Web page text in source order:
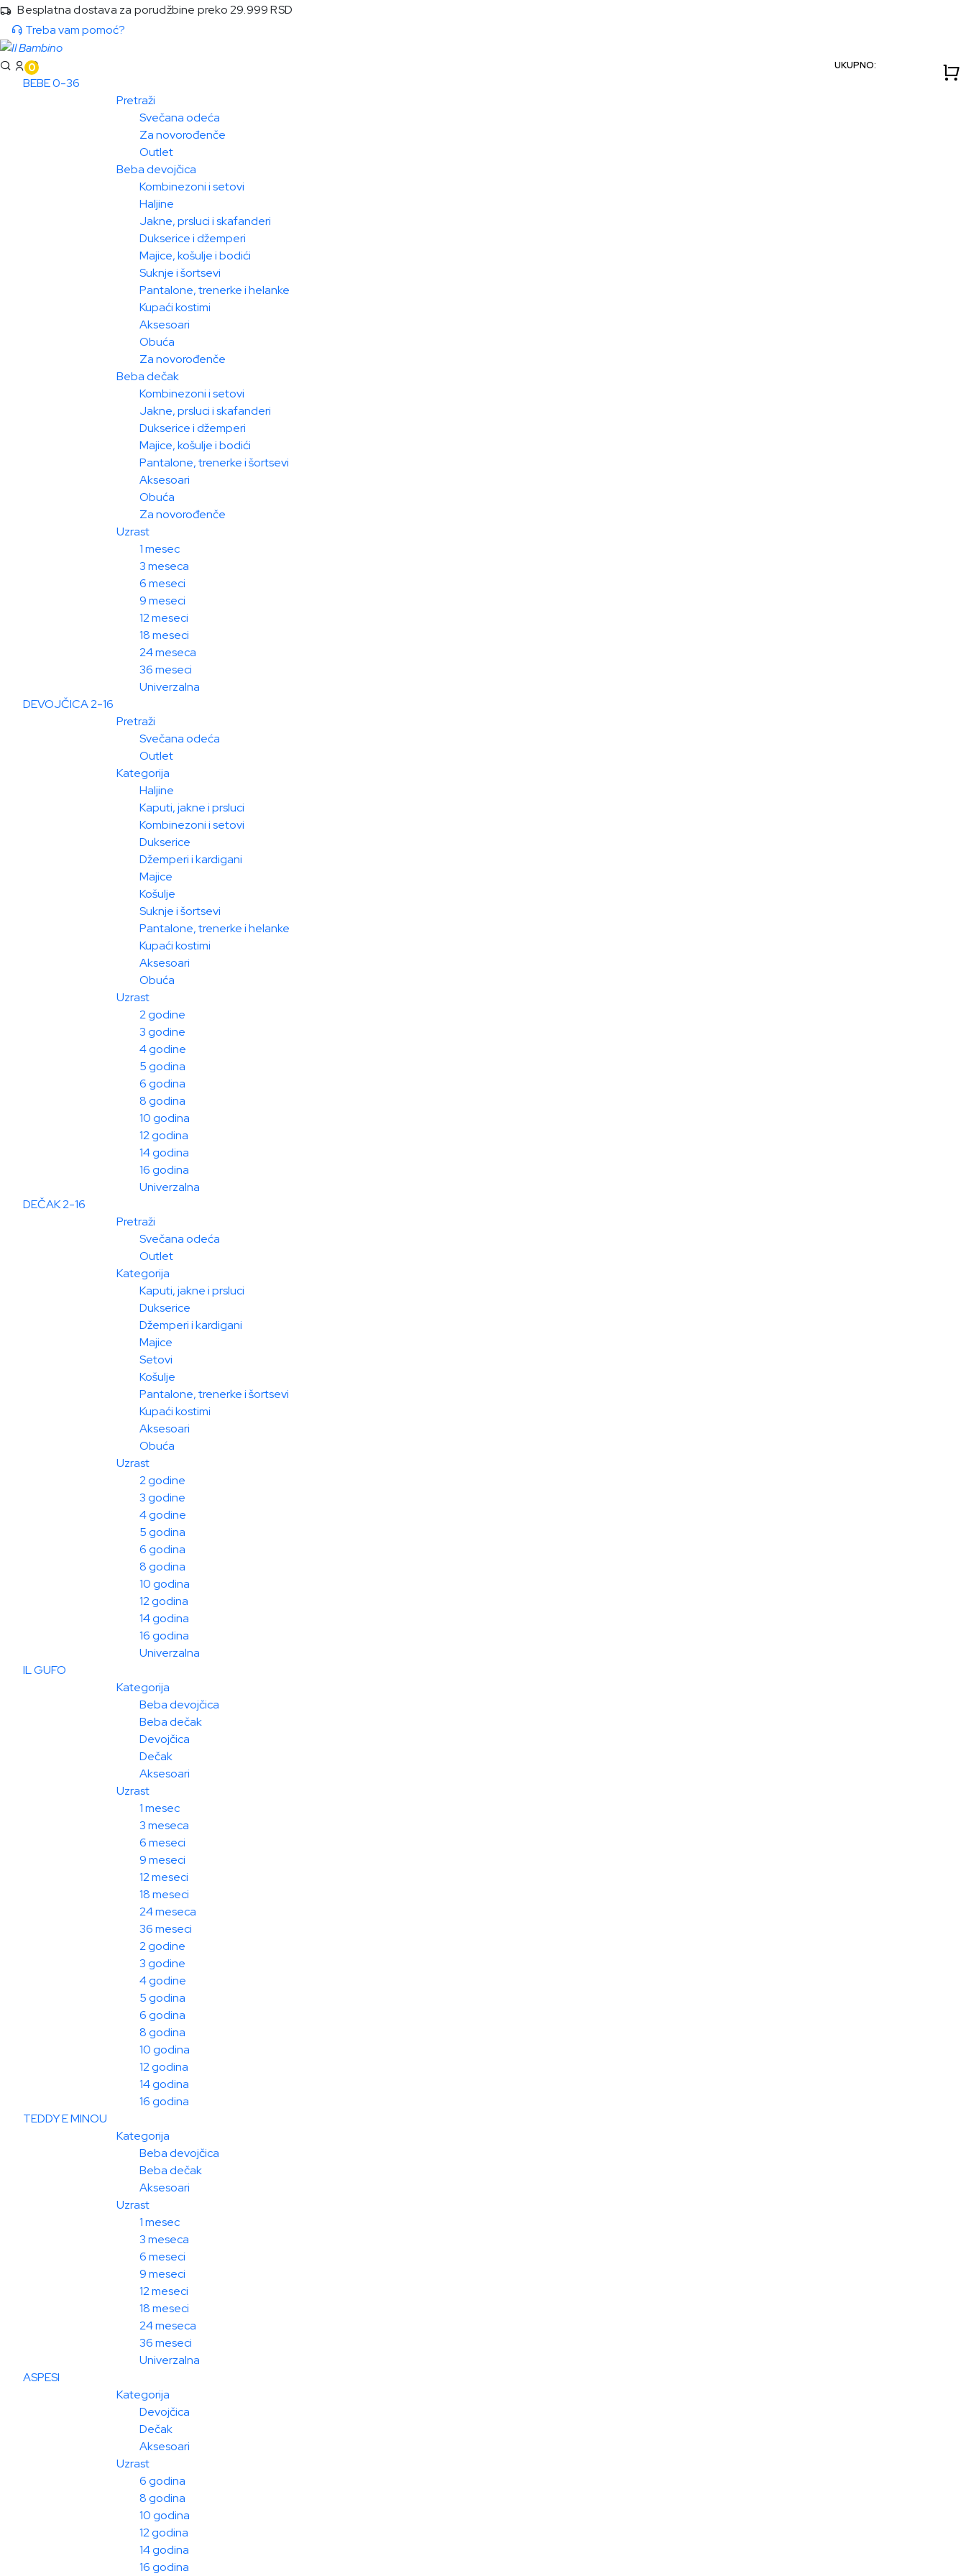
Besplatna dostava za porudžbine preko 29.999 RSD
Treba vam pomoć?
0 UKUPNO:
BEBE 0-36
Pretraži
Svečana odeća
Za novorođenče
Outlet
Beba devojčica
Kombinezoni i setovi
Haljine
Jakne, prsluci i skafanderi
Dukserice i džemperi
Majice, košulje i bodići
Suknje i šortsevi
Pantalone, trenerke i helanke
Kupaći kostimi
Aksesoari
Obuća
Za novorođenče
Beba dečak
Kombinezoni i setovi
Jakne, prsluci i skafanderi
Dukserice i džemperi
Majice, košulje i bodići
Pantalone, trenerke i šortsevi
Aksesoari
Obuća
Za novorođenče
Uzrast
1 mesec
3 meseca
6 meseci
9 meseci
12 meseci
18 meseci
24 meseca
36 meseci
Univerzalna
DEVOJČICA 2-16
Pretraži
Svečana odeća
Outlet
Kategorija
Haljine
Kaputi, jakne i prsluci
Kombinezoni i setovi
Dukserice
Džemperi i kardigani
Majice
Košulje
Suknje i šortsevi
Pantalone, trenerke i helanke
Kupaći kostimi
Aksesoari
Obuća
Uzrast
2 godine
3 godine
4 godine
5 godina
6 godina
8 godina
10 godina
12 godina
14 godina
16 godina
Univerzalna
DEČAK 2-16
Pretraži
Svečana odeća
Outlet
Kategorija
Kaputi, jakne i prsluci
Dukserice
Džemperi i kardigani
Majice
Setovi
Košulje
Pantalone, trenerke i šortsevi
Kupaći kostimi
Aksesoari
Obuća
Uzrast
2 godine
3 godine
4 godine
5 godina
6 godina
8 godina
10 godina
12 godina
14 godina
16 godina
Univerzalna
IL GUFO
Kategorija
Beba devojčica
Beba dečak
Devojčica
Dečak
Aksesoari
Uzrast
1 mesec
3 meseca
6 meseci
9 meseci
12 meseci
18 meseci
24 meseca
36 meseci
2 godine
3 godine
4 godine
5 godina
6 godina
8 godina
10 godina
12 godina
14 godina
16 godina
TEDDY E MINOU
Kategorija
Beba devojčica
Beba dečak
Aksesoari
Uzrast
1 mesec
3 meseca
6 meseci
9 meseci
12 meseci
18 meseci
24 meseca
36 meseci
Univerzalna
ASPESI
Kategorija
Devojčica
Dečak
Aksesoari
Uzrast
6 godina
8 godina
10 godina
12 godina
14 godina
16 godina